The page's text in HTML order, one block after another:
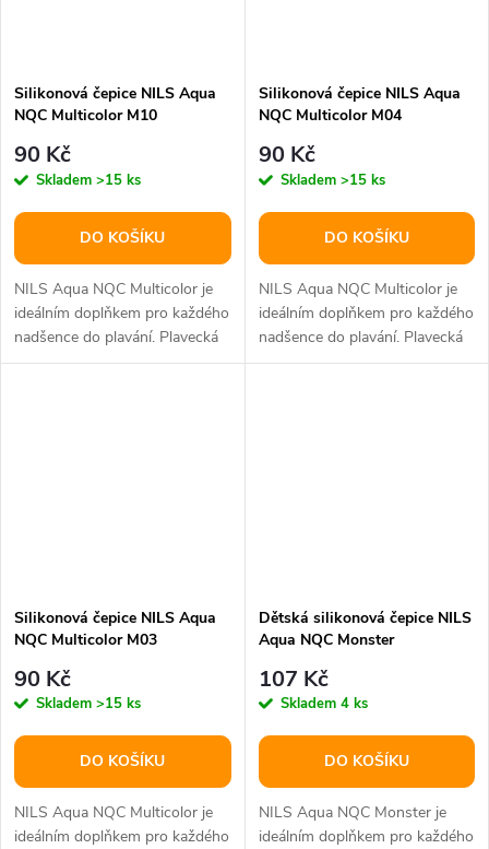
Silikonová čepice NILS Aqua
NQC Multicolor M10
90 Kč
Skladem >15 ks
DO KOŠÍKU
NILS Aqua NQC Multicolor je
ideálním doplňkem pro každého
nadšence do plavání. Plavecká
čepice je mimořádně funkční...
Silikonová čepice NILS Aqua
NQC Multicolor M04
90 Kč
Skladem >15 ks
DO KOŠÍKU
NILS Aqua NQC Multicolor je
ideálním doplňkem pro každého
nadšence do plavání. Plavecká
čepice je mimořádně funkční a...
Silikonová čepice NILS Aqua
NQC Multicolor M03
90 Kč
Skladem >15 ks
DO KOŠÍKU
NILS Aqua NQC Multicolor je
ideálním doplňkem pro každého
Dětská silikonová čepice NILS
Aqua NQC Monster
107 Kč
Skladem 4 ks
DO KOŠÍKU
NILS Aqua NQC Monster je
ideálním doplňkem pro každého